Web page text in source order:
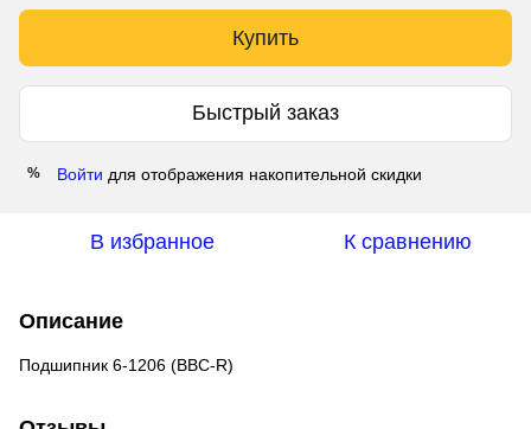
Купить
Быстрый заказ
% Войти для отображения накопительной скидки
В избранное К сравнению
Описание
Подшипник 6-1206 (BBC-R)